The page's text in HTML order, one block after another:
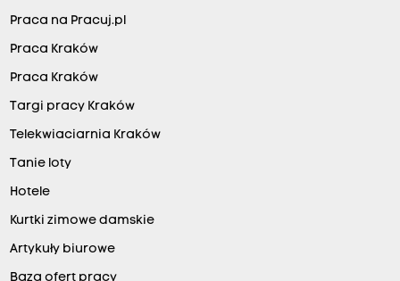
Praca na Pracuj.pl
Praca Kraków
Praca Kraków
Targi pracy Kraków
Telekwiaciarnia Kraków
Tanie loty
Hotele
Kurtki zimowe damskie
Artykuły biurowe
Baza ofert pracy